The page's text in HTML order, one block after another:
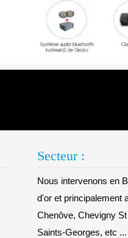
Secteur :
Nous intervenons en
d'or et principalement
Chenôve, Chevigny
Saints-Georges, etc ...